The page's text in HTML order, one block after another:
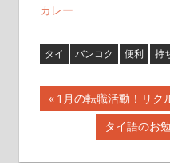
カレー
タイ バンコク 便利 持
投前
の
1月の転職活動！リク
次
の
タイ語のお